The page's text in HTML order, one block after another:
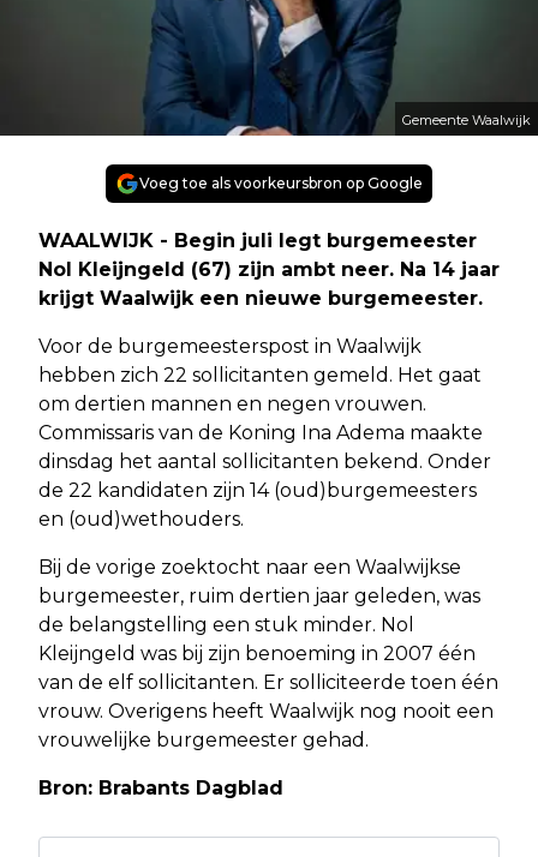
Gemeente Waalwijk
Voeg toe als voorkeursbron op Google
WAALWIJK - Begin juli legt burgemeester
Nol Kleijngeld (67) zijn ambt neer. Na 14 jaar
krijgt Waalwijk een nieuwe burgemeester.
Voor de burgemeesterspost in Waalwijk
hebben zich 22 sollicitanten gemeld. Het gaat
om dertien mannen en negen vrouwen.
Commissaris van de Koning Ina Adema maakte
dinsdag het aantal sollicitanten bekend. Onder
de 22 kandidaten zijn 14 (oud)burgemeesters
en (oud)wethouders.
Bij de vorige zoektocht naar een Waalwijkse
burgemeester, ruim dertien jaar geleden, was
de belangstelling een stuk minder. Nol
Kleijngeld was bij zijn benoeming in 2007 één
van de elf sollicitanten. Er solliciteerde toen één
vrouw. Overigens heeft Waalwijk nog nooit een
vrouwelijke burgemeester gehad.
Bron: Brabants Dagblad